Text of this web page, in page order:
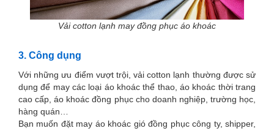
Vải cotton lạnh may đồng phục áo khoác
3. Công dụng
Với những ưu điểm vượt trội, vải cotton lạnh thường được sử
dụng để may các loại áo khoác thể thao, áo khoác thời trang
cao cấp, áo khoác đồng phục cho doanh nghiệp, trường học,
hàng quán…
Bạn muốn đặt may áo khoác gió đồng phục công ty, shipper,